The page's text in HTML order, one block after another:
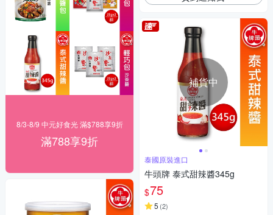
8/3-8/9 中元好食光 滿$788享9折
滿788享9折
補貨中
泰國原裝進口
牛頭牌 泰式甜辣醬345g
$75
5 (2)